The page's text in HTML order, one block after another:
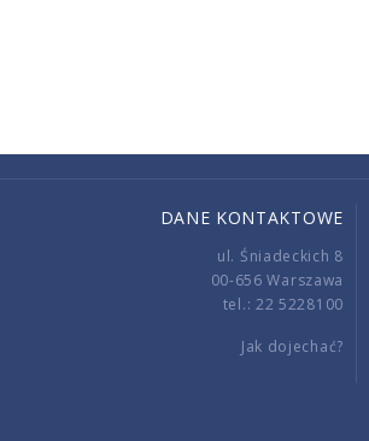
DANE KONTAKTOWE
ul. Śniadeckich 8
00-656 Warszawa
tel.: 22 5228100
Jak dojechać?